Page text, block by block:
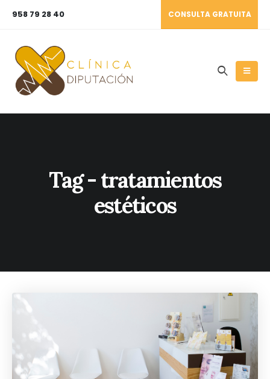
958 79 28 40 CONSULTA GRATUITA
Tag - tratamientos
estéticos